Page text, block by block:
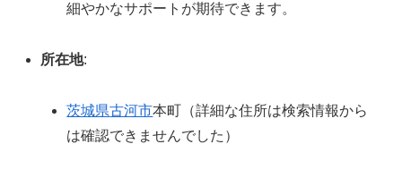
細やかなサポートが期待できます。
所在地:
茨城県古河市本町（詳細な住所は検索情報から
は確認できませんでした）